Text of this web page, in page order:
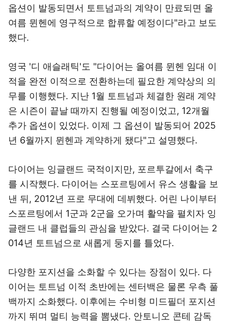
옵션이 발동되면서 토트넘과의 계약이 만료되면 올
여름 뮌헨에 영구적으로 합류할 예정이다"라고 보도
했다.
영국 '디 애슬래틱'도 "다이어는 올여름 뮌헨 임대 이
적을 완전 이적으로 전환하는데 필요한 계약상의 의
무를 이행했다. 지난 1월 토트넘과 체결한 원래 계약
은 시즌이 끝날 때까지 진행될 예정이었고, 12개월
추가 옵션이 있었다. 이제 그 옵션이 발동되어 2025
년 6월까지 뮌헨과 계약하게 됐다"고 설명했다.
다이어는 잉글랜드 국적이지만, 포르투갈에서 축구
를 시작했다. 다이어는 스포르팅에서 유스 생활을 보
낸 뒤, 2012년 프로 무대에 데뷔했다. 어린 나이부터
스포르팅에서 1군과 2군을 오가며 활약을 펼치자 잉
글랜드 내 클럽들의 관심을 받았다. 결국 다이어는 2
014년 토트넘으로 새롭게 둥지를 틀었다.
다양한 포지션을 소화할 수 있다는 장점이 있다. 다
이어는 토트넘 이적 초반에는 센터백은 물론 우측 풀
백까지 소화했다. 이후에는 수비형 미드필더 포지션
까지 뛰며 멀티 능력을 뽐냈다. 안토니오 콘테 감독